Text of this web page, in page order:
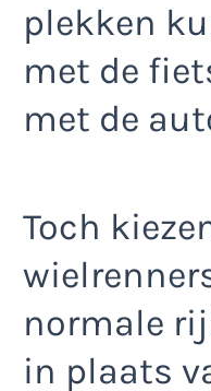
plekken
met de
met de
Toch
normale
in plaats